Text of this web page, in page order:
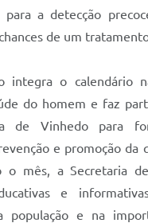
para a detecção
de um
integra o calendário
do homem e faz
de Vinhedo para
e promoção da
o mês, a Secretaria
e
população e na